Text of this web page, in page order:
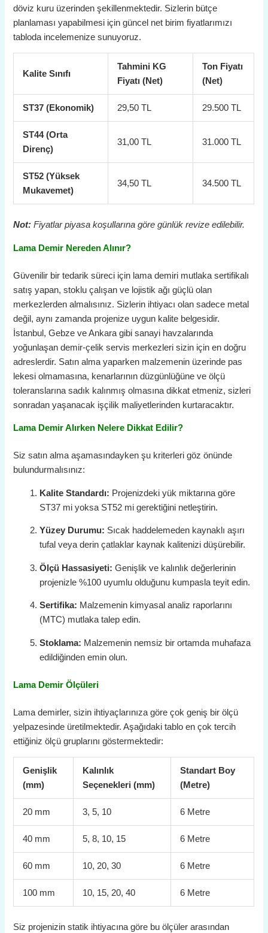
döviz kuru üzerinden şekillenmektedir. Sizlerin bütçe
planlaması yapabilmesi için güncel net birim fiyatlarımızı
tabloda incelemenize sunuyoruz.
Kalite Sınıfı
Tahmini KG
Fiyatı (Net)
Ton Fiyatı
(Net)
ST37 (Ekonomik) 29,50 TL 29.500 TL
ST44 (Orta
Direnç)
31,00 TL 31.000 TL
ST52 (Yüksek
Mukavemet)
34,50 TL 34.500 TL
Not: Fiyatlar piyasa koşullarına göre günlük revize edilebilir.
Lama Demir Nereden Alınır?
Güvenilir bir tedarik süreci için lama demiri mutlaka sertifikalı
satış yapan, stoklu çalışan ve lojistik ağı güçlü olan
merkezlerden almalısınız. Sizlerin ihtiyacı olan sadece metal
değil, aynı zamanda projenize uygun kalite belgesidir.
İstanbul, Gebze ve Ankara gibi sanayi havzalarında
yoğunlaşan demir-çelik servis merkezleri sizin için en doğru
adreslerdir. Satın alma yaparken malzemenin üzerinde pas
lekesi olmamasına, kenarlarının düzgünlüğüne ve ölçü
toleranslarına sadık kalınmış olmasına dikkat etmeniz, sizleri
sonradan yaşanacak işçilik maliyetlerinden kurtaracaktır.
Lama Demir Alırken Nelere Dikkat Edilir?
Siz satın alma aşamasındayken şu kriterleri göz önünde
bulundurmalısınız:
Kalite Standardı: Projenizdeki yük miktarına göre
ST37 mi yoksa ST52 mi gerektiğini netleştirin.
Yüzey Durumu: Sıcak haddelemeden kaynaklı aşırı
tufal veya derin çatlaklar kaynak kalitenizi düşürebilir.
Ölçü Hassasiyeti: Genişlik ve kalınlık değerlerinin
projenizle %100 uyumlu olduğunu kumpasla teyit edin.
Sertifika: Malzemenin kimyasal analiz raporlarını
(MTC) mutlaka talep edin.
Stoklama: Malzemenin nemsiz bir ortamda muhafaza
edildiğinden emin olun.
Lama Demir Ölçüleri
Lama demirler, sizin ihtiyaçlarınıza göre çok geniş bir ölçü
yelpazesinde üretilmektedir. Aşağıdaki tablo en çok tercih
ettiğiniz ölçü gruplarını göstermektedir:
Genişlik
(mm)
Kalınlık
Seçenekleri (mm)
Standart Boy
(Metre)
20 mm 3, 5, 10 6 Metre
40 mm 5, 8, 10, 15 6 Metre
60 mm 10, 20, 30 6 Metre
100 mm 10, 15, 20, 40 6 Metre
Siz projenizin statik ihtiyacına göre bu ölçüler arasından